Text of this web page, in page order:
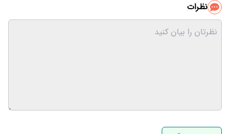
نظرات
نام و نام خانوادگی